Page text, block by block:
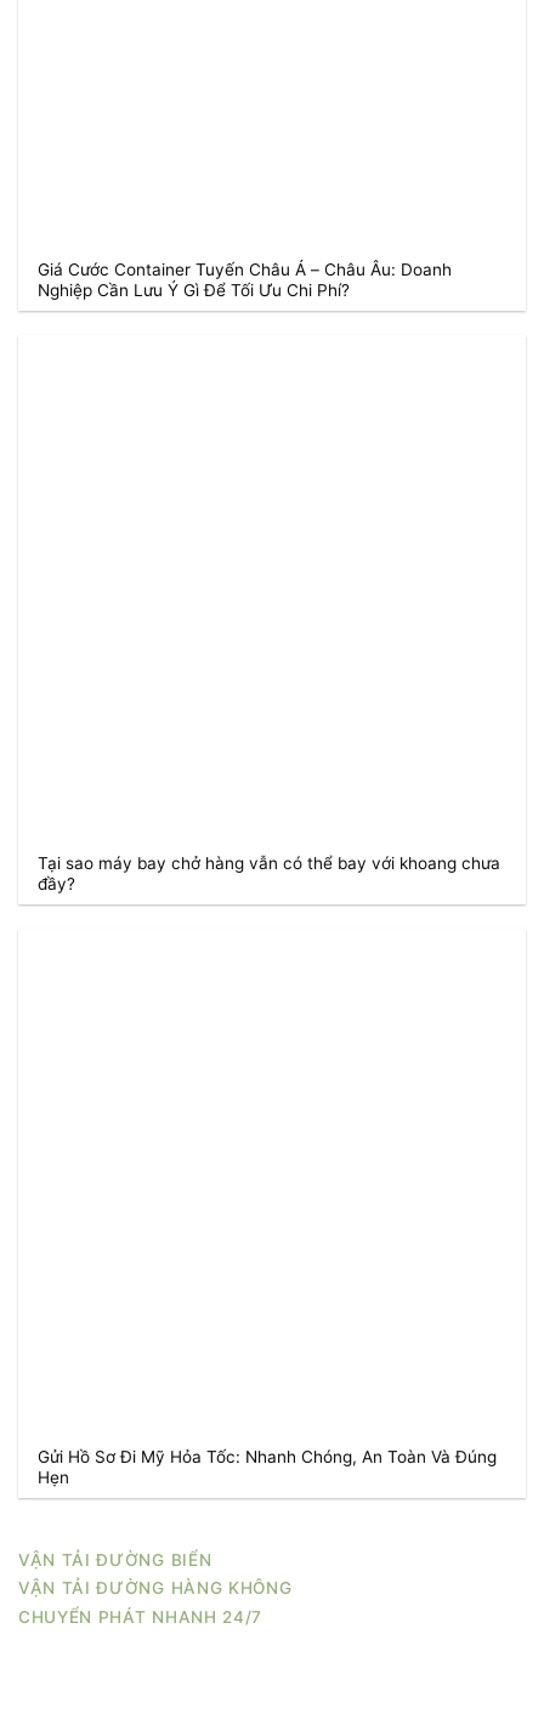
Giá Cước Container Tuyến Châu Á – Châu Âu: Doanh
Nghiệp Cần Lưu Ý Gì Để Tối Ưu Chi Phí?
Tại sao máy bay chở hàng vẫn có thể bay với khoang chưa
đầy?
Gửi Hồ Sơ Đi Mỹ Hỏa Tốc: Nhanh Chóng, An Toàn Và Đúng
Hẹn
VẬN TẢI ĐƯỜNG BIỂN
VẬN TẢI ĐƯỜNG HÀNG KHÔNG
CHUYỂN PHÁT NHANH 24/7